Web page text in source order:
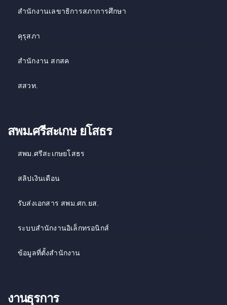
สำนักงานเลขาธิการสภาการศึกษา
คุรุสภา
สำนักงาน สกสค
สสวท.
สพม.ศรีสะเกษ ยโสธร
สพม.ศรีสะเกษยโสธร
สลิปเงินเดือน
รับส่งเอกสาร สพม.ศก.ยส.
ระบบสำนักงานอิเล็กทรอนิกส์
ข้อมูลที่ตั้งสำนักงาน
งานธุรการ